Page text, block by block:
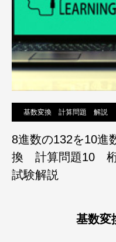
基数変換 計算問題 解説
8進数の132を10
換 計算問題10
試験解説
基数変